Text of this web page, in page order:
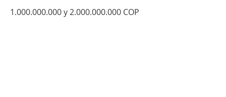
1.000.000.000 y 2.000.000.000 COP